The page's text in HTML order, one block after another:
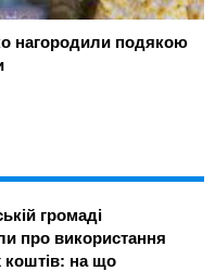
нагородили подякою
громаді
про використання
на що